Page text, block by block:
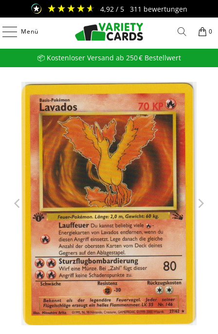
Menü 0
4,92 / 5 311 bewertungen
📦 Kostenloser Versand ab 250 € Bestellwert